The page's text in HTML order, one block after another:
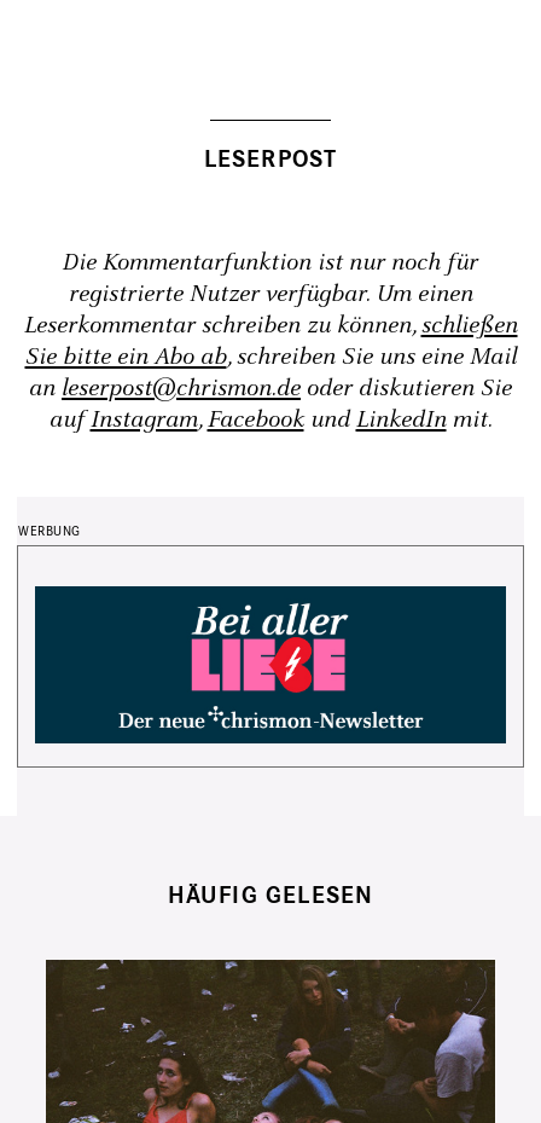
Die Kommentarfunktion ist nur noch für
registrierte Nutzer verfügbar. Um einen
Leserkommentar schreiben zu können,schließen
Sie bitte ein Abo ab, schreiben Sie uns eine Mail
anleserpost@chrismon.de oder diskutieren Sie
aufInstagram,FacebookundLinkedInmit.
HÄUFIG GELESEN